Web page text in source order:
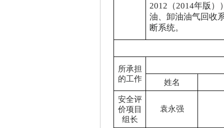
2012（2014年版
油、卸油油气回收
断系统。
所承担
的工作
姓名
安全评
价项目
组长
袁永强